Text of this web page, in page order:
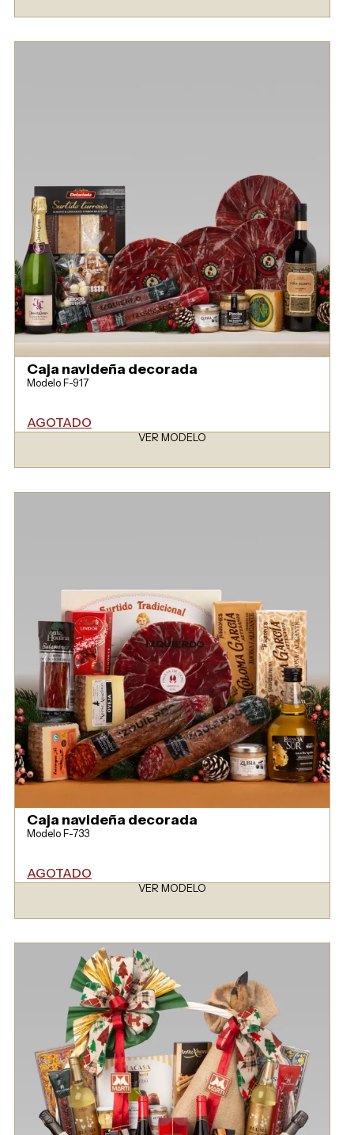
Caja navideña decorada
Modelo F-917
AGOTADO
VER MODELO
Caja navideña decorada
Modelo F-733
AGOTADO
VER MODELO